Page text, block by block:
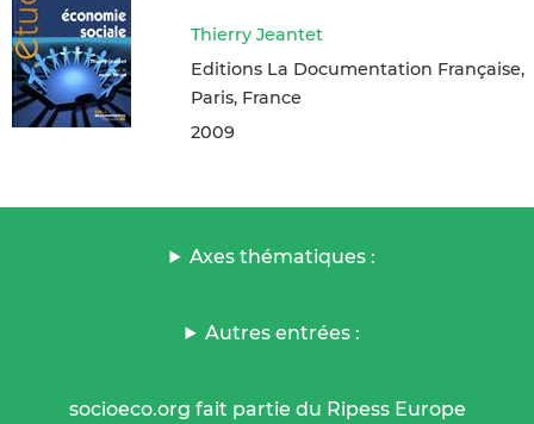
Thierry Jeantet
Editions La Documentation Française,
Paris, France
2009
Axes thématiques :
Autres entrées :
socioeco.org fait partie du Ripess Europe